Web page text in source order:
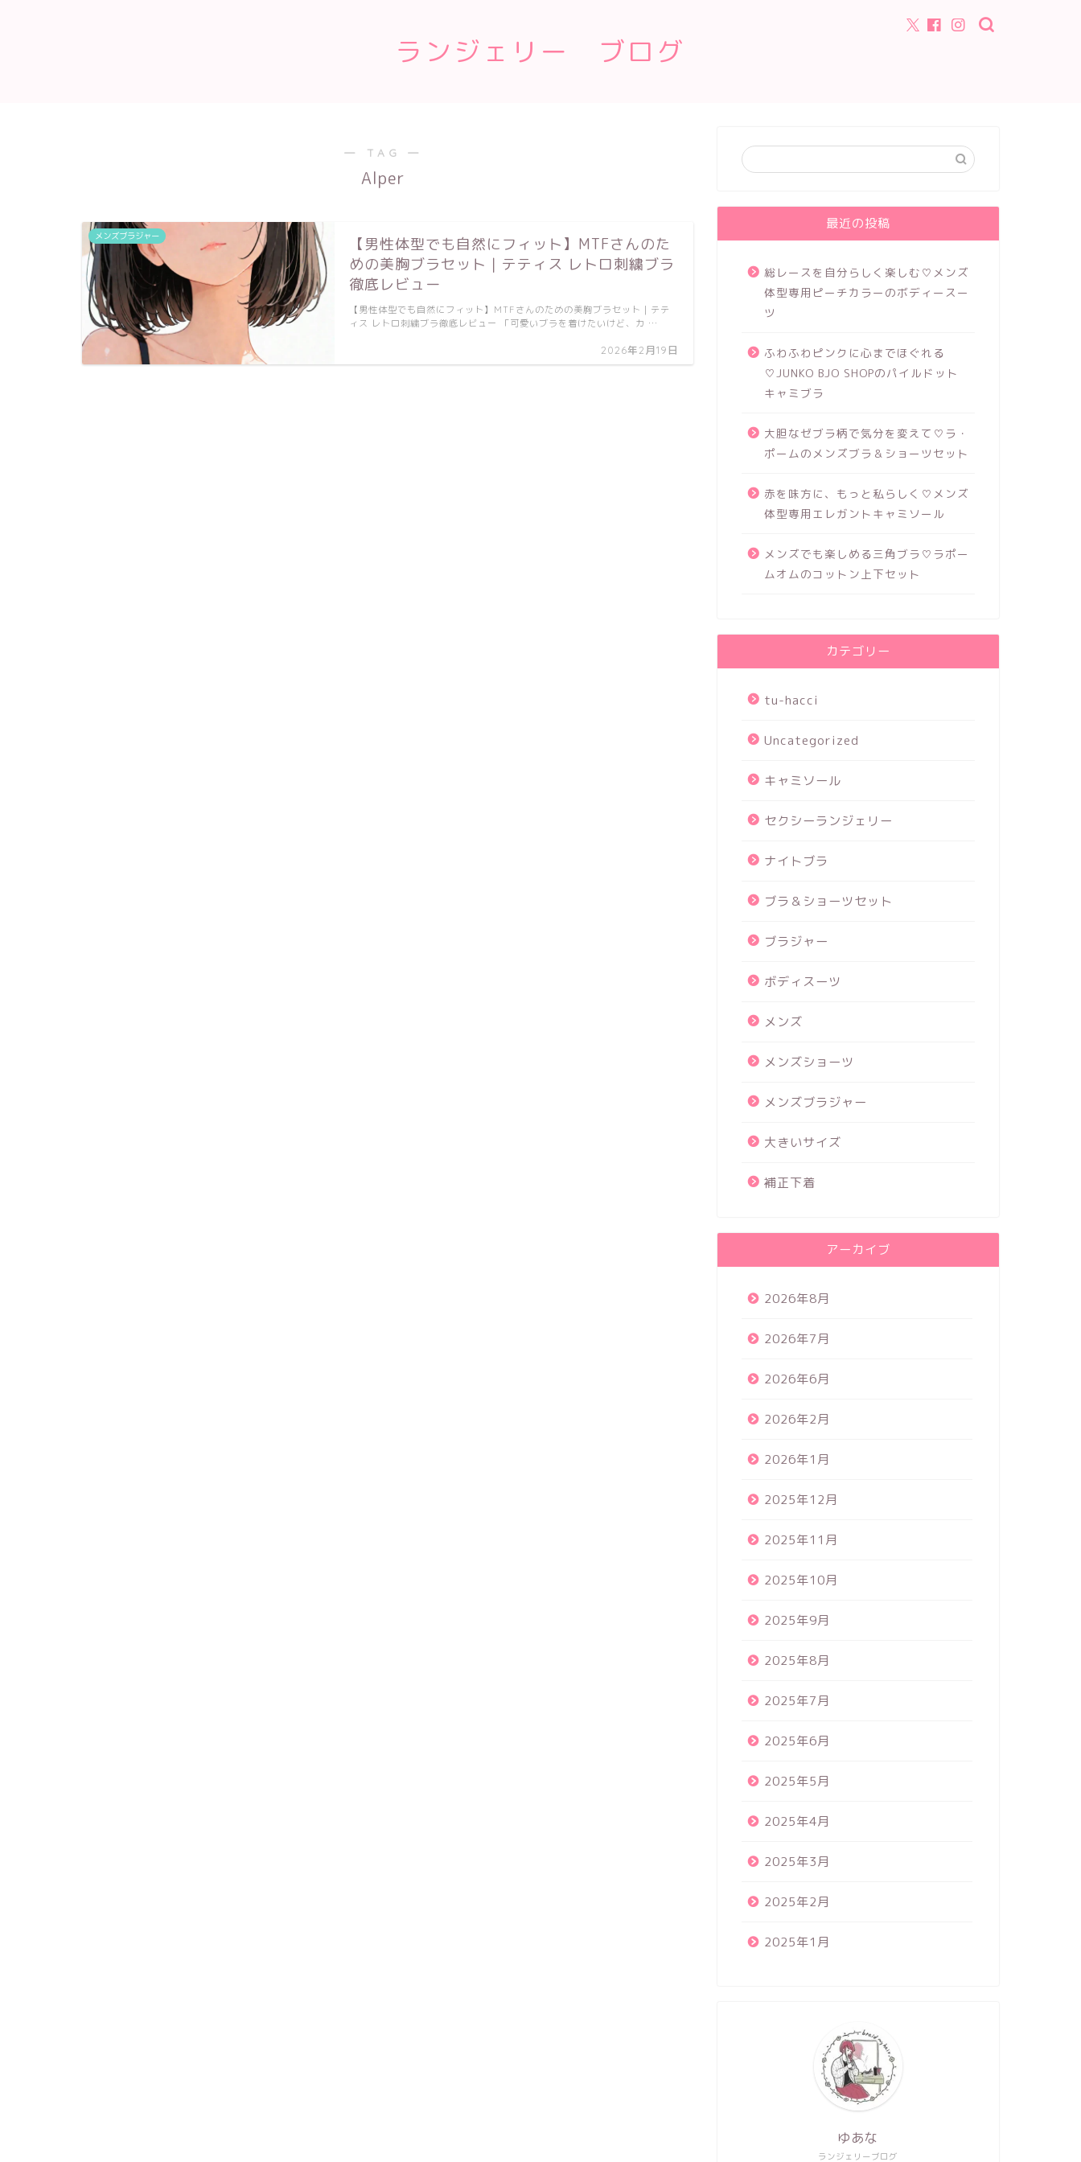
ランジェリー ブログ
― TAG ―
Alper
メンズブラジャー
【男性体型でも自然にフィット】MTFさんのた
めの美胸ブラセット｜テティス レトロ刺繍ブラ
徹底レビュー
2026年2月19日
【男性体型でも自然にフィット】MTFさんのための美胸ブラセット｜テテ
ィス レトロ刺繍ブラ徹底レビュー 「可愛いブラを着けたいけど、カ …
最近の投稿
総レースを自分らしく楽しむ♡メンズ
体型専用ピーチカラーのボディースー
ツ
ふわふわピンクに心までほぐれる
♡JUNKO BJO SHOPのパイルドット
キャミブラ
大胆なゼブラ柄で気分を変えて♡ラ・
ポームのメンズブラ＆ショーツセット
赤を味方に、もっと私らしく♡メンズ
体型専用エレガントキャミソール
メンズでも楽しめる三角ブラ♡ラポー
ムオムのコットン上下セット
カテゴリー
tu-hacci
Uncategorized
キャミソール
セクシーランジェリー
ナイトブラ
ブラ＆ショーツセット
ブラジャー
ボディスーツ
メンズ
メンズショーツ
メンズブラジャー
大きいサイズ
補正下着
アーカイブ
2026年8月
2026年7月
2026年6月
2026年2月
2026年1月
2025年12月
2025年11月
2025年10月
2025年9月
2025年8月
2025年7月
2025年6月
2025年5月
2025年4月
2025年3月
2025年2月
2025年1月
ランジェリーブログ
ゆあな